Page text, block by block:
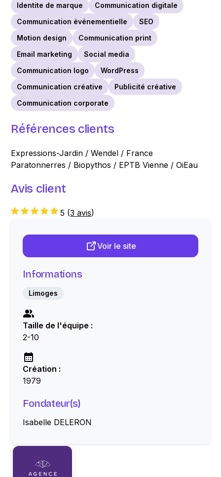
Identite de marque
Communication digitale
Communication événementielle
SEO
Motion design
Communication print
Email marketing
Social media
Communication logo
WordPress
Communication créative
Publicité créative
Communication corporate
Références clients
Expressions-Jardin / Wendel / France
Paratonnerres / Biopythos / EPTB Vienne / OiEau
Avis client
5 (3 avis)
Voir le site
Informations
Limoges
Taille de l'équipe :
2-10
Création :
1979
Fondateur(s)
Isabelle DELERON